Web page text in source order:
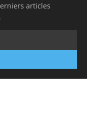
articles